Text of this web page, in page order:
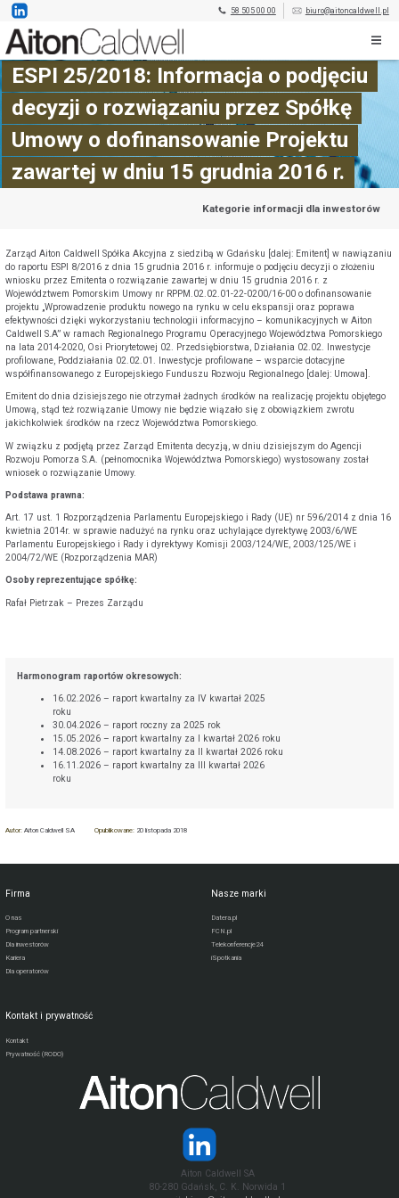
58 505 00 00 biuro@aitoncaldwell.pl
ESPI 25/2018: Informacja o podjęciu
decyzji o rozwiązaniu przez Spółkę
Umowy o dofinansowanie Projektu
zawartej w dniu 15 grudnia 2016 r.
Kategorie informacji dla inwestorów
Zarząd Aiton Caldwell Spółka Akcyjna z siedzibą w Gdańsku [dalej: Emitent] w nawiązaniu
do raportu ESPI 8/2016 z dnia 15 grudnia 2016 r. informuje o podjęciu decyzji o złożeniu
wniosku przez Emitenta o rozwiązanie zawartej w dniu 15 grudnia 2016 r. z
Województwem Pomorskim Umowy nr RPPM.02.02.01-22-0200/16-00 o dofinansowanie
projektu „Wprowadzenie produktu nowego na rynku w celu ekspansji oraz poprawa
efektywności dzięki wykorzystaniu technologii informacyjno – komunikacyjnych w Aiton
Caldwell S.A” w ramach Regionalnego Programu Operacyjnego Województwa Pomorskiego
na lata 2014-2020, Osi Priorytetowej 02. Przedsiębiorstwa, Działania 02.02. Inwestycje
profilowane, Poddziałania 02.02.01. Inwestycje profilowane – wsparcie dotacyjne
współfinansowanego z Europejskiego Funduszu Rozwoju Regionalnego [dalej: Umowa].
Emitent do dnia dzisiejszego nie otrzymał żadnych środków na realizację projektu objętego
Umową, stąd też rozwiązanie Umowy nie będzie wiązało się z obowiązkiem zwrotu
jakichkolwiek środków na rzecz Województwa Pomorskiego.
W związku z podjętą przez Zarząd Emitenta decyzją, w dniu dzisiejszym do Agencji
Rozwoju Pomorza S.A. (pełnomocnika Województwa Pomorskiego) wystosowany został
wniosek o rozwiązanie Umowy.
Podstawa prawna:
Art. 17 ust. 1 Rozporządzenia Parlamentu Europejskiego i Rady (UE) nr 596/2014 z dnia 16
kwietnia 2014r. w sprawie nadużyć na rynku oraz uchylające dyrektywę 2003/6/WE
Parlamentu Europejskiego i Rady i dyrektywy Komisji 2003/124/WE, 2003/125/WE i
2004/72/WE (Rozporządzenia MAR)
Osoby reprezentujące spółkę:
Rafał Pietrzak – Prezes Zarządu
Harmonogram raportów okresowych:
16.02.2026 – raport kwartalny za IV kwartał 2025
roku
30.04.2026 – raport roczny za 2025 rok
15.05.2026 – raport kwartalny za I kwartał 2026 roku
14.08.2026 – raport kwartalny za II kwartał 2026 roku
16.11.2026 – raport kwartalny za III kwartał 2026
roku
Autor:Aiton Caldwell SA Opublikowane: 20 listopada 2018
Firma
O nas
Program partnerski
Dla inwestorów
Kariera
Dla operatorów
Nasze marki
Datera.pl
FCN.pl
Telekonferencje24
iSpotkania
Kontakt i prywatność
Kontakt
Prywatność (RODO)
Aiton Caldwell SA
80-280 Gdańsk, C. K. Norwida 1